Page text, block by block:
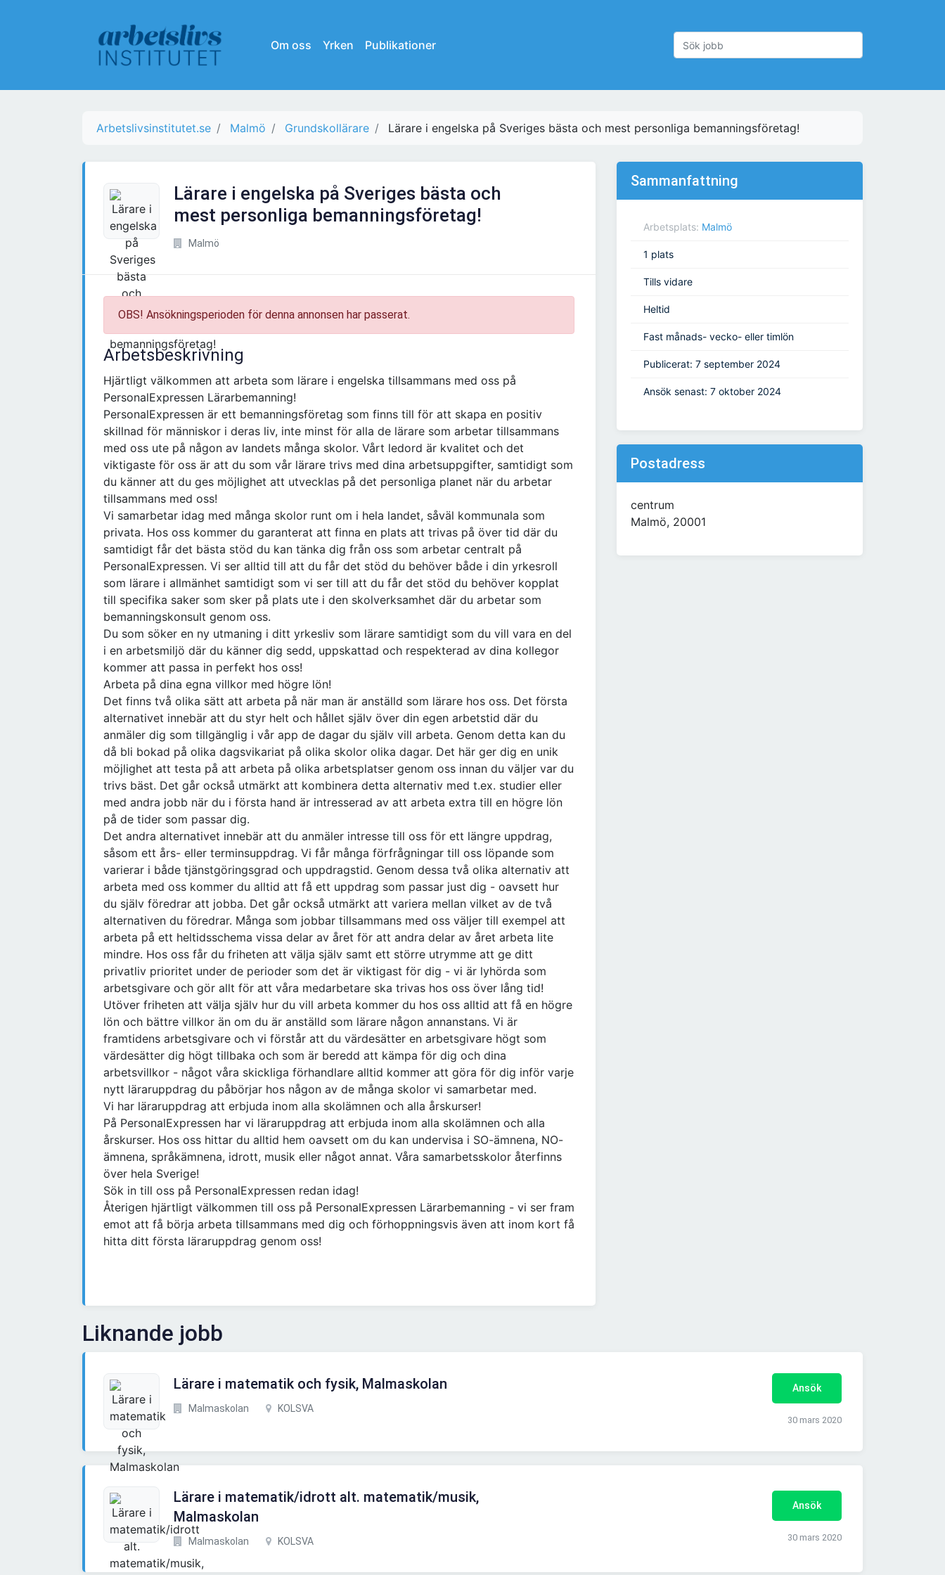
Om oss Yrken Publikationer
Arbetslivsinstitutet.se Malmö Grundskollärare Lärare i engelska på Sveriges bästa och mest personliga bemanningsföretag!
Lärare i engelska på Sveriges bästa och
mest personliga bemanningsföretag!
Malmö
OBS! Ansökningsperioden för denna annonsen har passerat.
Arbetsbeskrivning
Hjärtligt välkommen att arbeta som lärare i engelska tillsammans med oss på
PersonalExpressen Lärarbemanning!
PersonalExpressen är ett bemanningsföretag som finns till för att skapa en positiv
skillnad för människor i deras liv, inte minst för alla de lärare som arbetar tillsammans
med oss ute på någon av landets många skolor. Vårt ledord är kvalitet och det
viktigaste för oss är att du som vår lärare trivs med dina arbetsuppgifter, samtidigt som
du känner att du ges möjlighet att utvecklas på det personliga planet när du arbetar
tillsammans med oss!
Vi samarbetar idag med många skolor runt om i hela landet, såväl kommunala som
privata. Hos oss kommer du garanterat att finna en plats att trivas på över tid där du
samtidigt får det bästa stöd du kan tänka dig från oss som arbetar centralt på
PersonalExpressen. Vi ser alltid till att du får det stöd du behöver både i din yrkesroll
som lärare i allmänhet samtidigt som vi ser till att du får det stöd du behöver kopplat
till specifika saker som sker på plats ute i den skolverksamhet där du arbetar som
bemanningskonsult genom oss.
Du som söker en ny utmaning i ditt yrkesliv som lärare samtidigt som du vill vara en del
i en arbetsmiljö där du känner dig sedd, uppskattad och respekterad av dina kollegor
kommer att passa in perfekt hos oss!
Arbeta på dina egna villkor med högre lön!
Det finns två olika sätt att arbeta på när man är anställd som lärare hos oss. Det första
alternativet innebär att du styr helt och hållet själv över din egen arbetstid där du
anmäler dig som tillgänglig i vår app de dagar du själv vill arbeta. Genom detta kan du
då bli bokad på olika dagsvikariat på olika skolor olika dagar. Det här ger dig en unik
möjlighet att testa på att arbeta på olika arbetsplatser genom oss innan du väljer var du
trivs bäst. Det går också utmärkt att kombinera detta alternativ med t.ex. studier eller
med andra jobb när du i första hand är intresserad av att arbeta extra till en högre lön
på de tider som passar dig.
Det andra alternativet innebär att du anmäler intresse till oss för ett längre uppdrag,
såsom ett års- eller terminsuppdrag. Vi får många förfrågningar till oss löpande som
varierar i både tjänstgöringsgrad och uppdragstid. Genom dessa två olika alternativ att
arbeta med oss kommer du alltid att få ett uppdrag som passar just dig - oavsett hur
du själv föredrar att jobba. Det går också utmärkt att variera mellan vilket av de två
alternativen du föredrar. Många som jobbar tillsammans med oss väljer till exempel att
arbeta på ett heltidsschema vissa delar av året för att andra delar av året arbeta lite
mindre. Hos oss får du friheten att välja själv samt ett större utrymme att ge ditt
privatliv prioritet under de perioder som det är viktigast för dig - vi är lyhörda som
arbetsgivare och gör allt för att våra medarbetare ska trivas hos oss över lång tid!
Utöver friheten att välja själv hur du vill arbeta kommer du hos oss alltid att få en högre
lön och bättre villkor än om du är anställd som lärare någon annanstans. Vi är
framtidens arbetsgivare och vi förstår att du värdesätter en arbetsgivare högt som
värdesätter dig högt tillbaka och som är beredd att kämpa för dig och dina
arbetsvillkor - något våra skickliga förhandlare alltid kommer att göra för dig inför varje
nytt läraruppdrag du påbörjar hos någon av de många skolor vi samarbetar med.
Vi har läraruppdrag att erbjuda inom alla skolämnen och alla årskurser!
På PersonalExpressen har vi läraruppdrag att erbjuda inom alla skolämnen och alla
årskurser. Hos oss hittar du alltid hem oavsett om du kan undervisa i SO-ämnena, NO-
ämnena, språkämnena, idrott, musik eller något annat. Våra samarbetsskolor återfinns
över hela Sverige!
Sök in till oss på PersonalExpressen redan idag!
Återigen hjärtligt välkommen till oss på PersonalExpressen Lärarbemanning - vi ser fram
emot att få börja arbeta tillsammans med dig och förhoppningsvis även att inom kort få
hitta ditt första läraruppdrag genom oss!
Sammanfattning
Arbetsplats: Malmö
1 plats
Tills vidare
Heltid
Fast månads- vecko- eller timlön
Publicerat: 7 september 2024
Ansök senast: 7 oktober 2024
Postadress
centrum
Malmö, 20001
Liknande jobb
Lärare i matematik och fysik, Malmaskolan
Malmaskolan KOLSVA
Ansök
30 mars 2020
Lärare i matematik/idrott alt. matematik/musik,
Malmaskolan
Malmaskolan KOLSVA
Ansök
30 mars 2020